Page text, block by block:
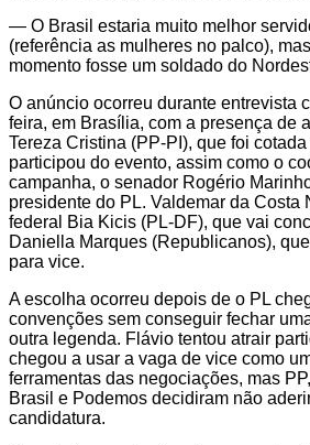
— O Brasil estaria muito melhor
(referência as mulheres no palco),
momento fosse um soldado do
O anúncio ocorreu durante entrevista
feira, em Brasília, com a presença de
Tereza Cristina (PP-PI), que foi
participou do evento, assim como o
campanha, o senador Rogério
presidente do PL. Valdemar da Costa
federal Bia Kicis (PL-DF), que vai
Daniella Marques (Republicanos),
para vice.
A escolha ocorreu depois de o PL
convenções sem conseguir fechar
outra legenda. Flávio tentou atrair
chegou a usar a vaga de vice como
ferramentas das negociações, mas
Brasil e Podemos decidiram não
candidatura.